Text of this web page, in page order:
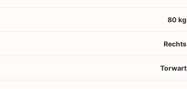
80 kg
Rechts
Torwart